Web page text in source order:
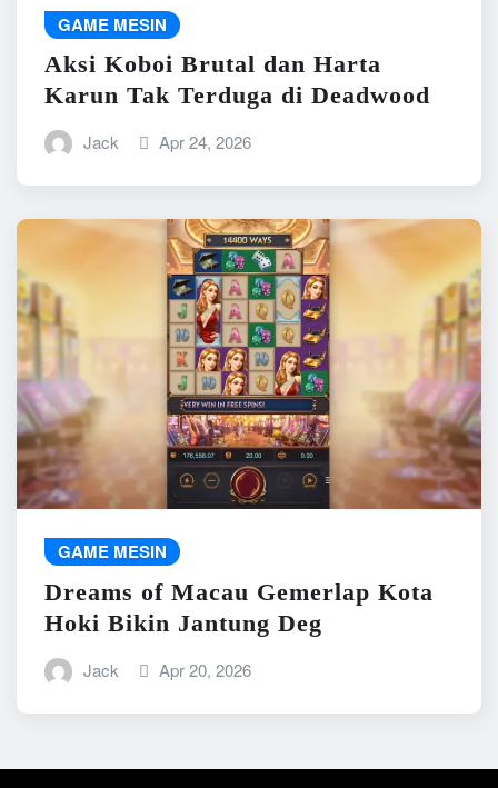
GAME MESIN
Aksi Koboi Brutal dan Harta
Karun Tak Terduga di Deadwood
Jack Apr 24, 2026
GAME MESIN
Dreams of Macau Gemerlap Kota
Hoki Bikin Jantung Deg
Jack Apr 20, 2026